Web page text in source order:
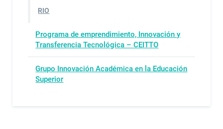
RIO
Programa de emprendimiento, Innovación y
Transferencia Tecnológica – CEITTO
Grupo Innovación Académica en la Educación
Superior